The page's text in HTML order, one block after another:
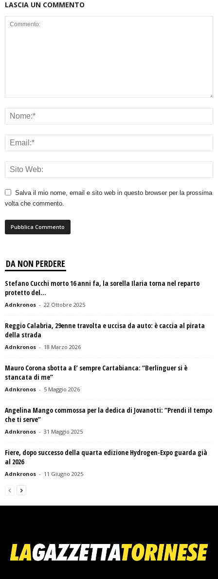
LASCIA UN COMMENTO
Salva il mio nome, email e sito web in questo browser per la prossima
volta che commento.
DA NON PERDERE
Stefano Cucchi morto 16 anni fa, la sorella Ilaria torna nel reparto
protetto del...
Adnkronos - 22 Ottobre 2025
Reggio Calabria, 29enne travolta e uccisa da auto: è caccia al pirata
della strada
Adnkronos - 18 Marzo 2026
Mauro Corona sbotta a E’ sempre Cartabianca: “Berlinguer si è
stancata di me”
Adnkronos - 5 Maggio 2026
Angelina Mango commossa per la dedica di Jovanotti: “Prendi il tempo
che ti serve”
Adnkronos - 31 Maggio 2025
Fiere, dopo successo della quarta edizione Hydrogen-Expo guarda già
al 2026
Adnkronos - 11 Giugno 2025